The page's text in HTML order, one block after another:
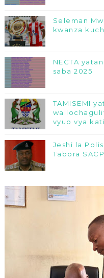
Seleman
kwanza
NECTA
saba 2025
TAMISEMI
vyuo vya
Jeshi la
Tabora